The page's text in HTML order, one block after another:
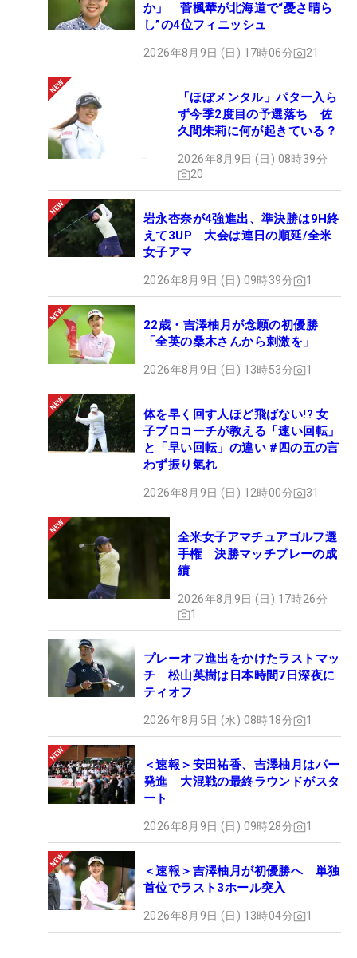
か」 菅楓華が北海道で“憂さ晴ら
し”の4位フィニッシュ
2026年8月9日 (日) 17時06分 21
「ほぼメンタル」パター入ら
ず今季2度目の予選落ち 佐
久間朱莉に何が起きている？
2026年8月9日 (日) 08時39分
20
岩永杏奈が4強進出、準決勝は9H終
えて3UP 大会は連日の順延/全米
女子アマ
2026年8月9日 (日) 09時39分 1
22歳・吉澤柚月が念願の初優勝
「全英の桑木さんから刺激を」
2026年8月9日 (日) 13時53分 1
体を早く回す人ほど飛ばない!? 女
子プロコーチが教える「速い回転」
と「早い回転」の違い #四の五の言
わず振り氣れ
2026年8月9日 (日) 12時00分 31
全米女子アマチュアゴルフ選
手権 決勝マッチプレーの成
績
2026年8月9日 (日) 17時26分
1
プレーオフ進出をかけたラストマッ
チ 松山英樹は日本時間7日深夜に
ティオフ
2026年8月5日 (水) 08時18分 1
＜速報＞安田祐香、吉澤柚月はパー
発進 大混戦の最終ラウンドがスタ
ート
2026年8月9日 (日) 09時28分 1
＜速報＞吉澤柚月が初優勝へ 単独
首位でラスト3ホール突入
2026年8月9日 (日) 13時04分 1